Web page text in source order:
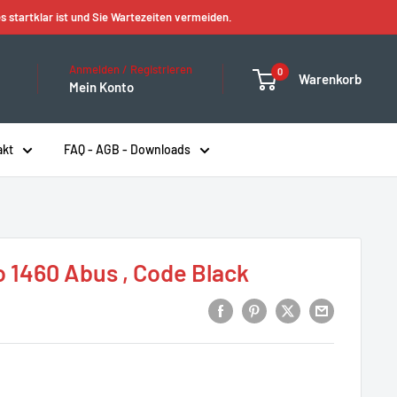
startklar ist und Sie Wartezeiten vermeiden.
Anmelden / Registrieren
Mein Konto
0 Warenkorb
FAQ - AGB - Downloads
1460 Abus , Code Black